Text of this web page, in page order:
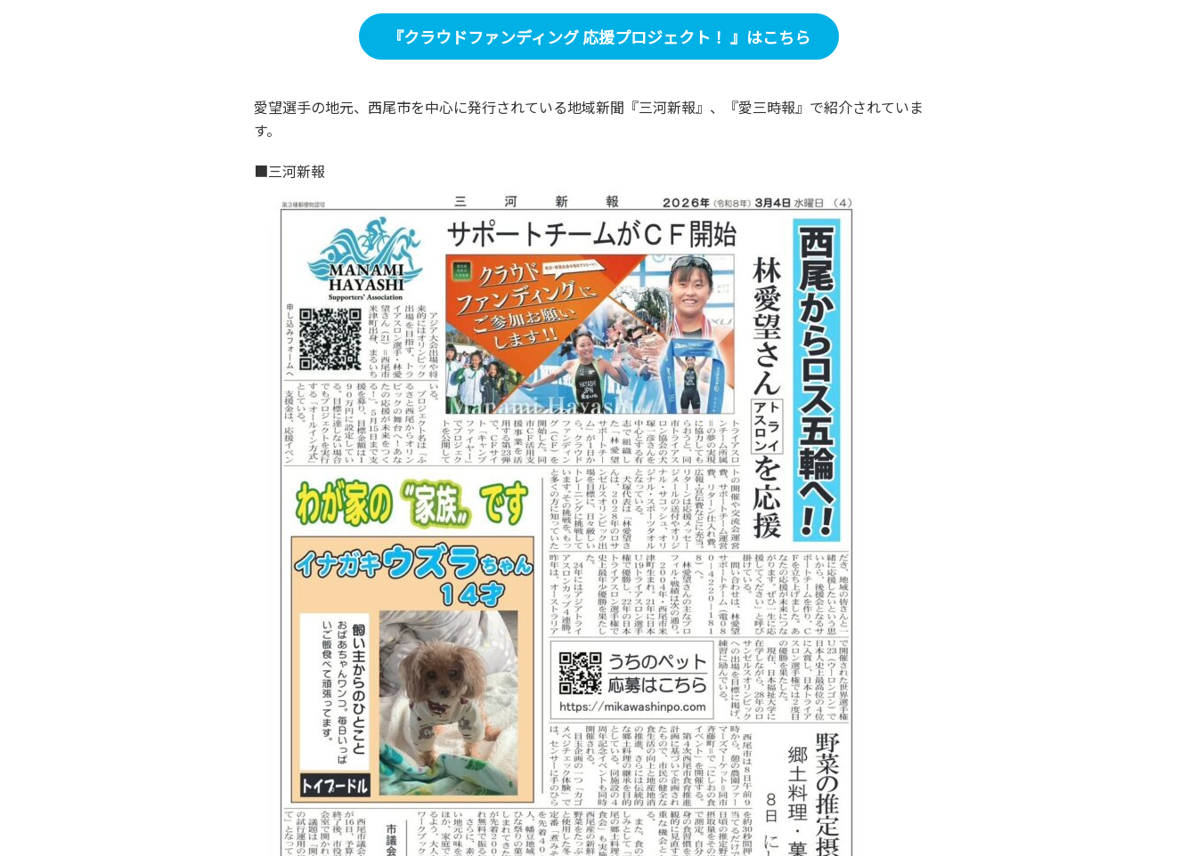
『クラウドファンディング 応援プロジェクト！ 』はこちら
愛望選手の地元、西尾市を中心に発行されている地域新聞『三河新報』、『愛三時報』で紹介されていま
す。
■三河新報